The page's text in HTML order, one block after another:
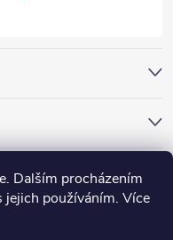
Dalším procházením
používáním. Více